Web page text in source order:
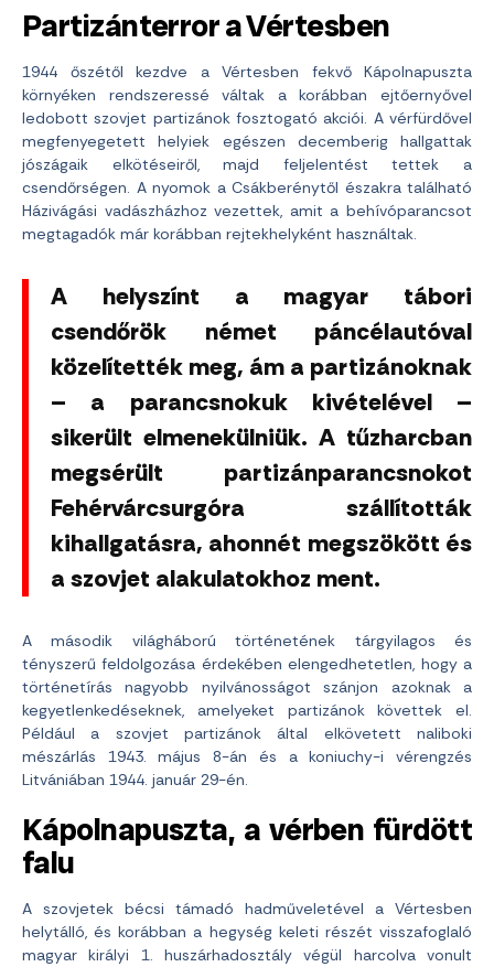
Partizánterror a Vértesben
1944 őszétől kezdve a Vértesben fekvő Kápolnapuszta
környéken rendszeressé váltak a korábban ejtőernyővel
ledobott szovjet partizánok fosztogató akciói. A vérfürdővel
megfenyegetett helyiek egészen decemberig hallgattak
jószágaik elkötéseiről, majd feljelentést tettek a
csendőrségen. A nyomok a Csákberénytől északra található
Házivágási vadászházhoz vezettek, amit a behívóparancsot
megtagadók már korábban rejtekhelyként használtak.
A helyszínt a magyar tábori
csendőrök német páncélautóval
közelítették meg, ám a partizánoknak
– a parancsnokuk kivételével –
sikerült elmenekülniük. A tűzharcban
megsérült partizánparancsnokot
Fehérvárcsurgóra szállították
kihallgatásra, ahonnét megszökött és
a szovjet alakulatokhoz ment.
A második világháború történetének tárgyilagos és
tényszerű feldolgozása érdekében elengedhetetlen, hogy a
történetírás nagyobb nyilvánosságot szánjon azoknak a
kegyetlenkedéseknek, amelyeket partizánok követtek el.
Például a szovjet partizánok által elkövetett naliboki
mészárlás 1943. május 8-án és a koniuchy-i vérengzés
Litvániában 1944. január 29-én.
Kápolnapuszta, a vérben fürdött
falu
A szovjetek bécsi támadó hadműveletével a Vértesben
helytálló, és korábban a hegység keleti részét visszafoglaló
magyar királyi 1. huszárhadosztály végül harcolva vonult